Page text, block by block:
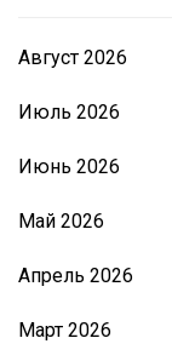
Август 2026
Июль 2026
Июнь 2026
Май 2026
Апрель 2026
Март 2026